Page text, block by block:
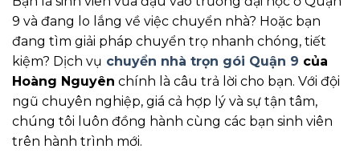
9 và đang lo lắng về việc chuyển nhà? Hoặc bạn
đang tìm giải pháp chuyển trọ nhanh chóng, tiết
kiệm? Dịch vụ chuyển nhà trọn gói Quận 9 của
Hoàng Nguyên chính là câu trả lời cho bạn. Với đội
ngũ chuyên nghiệp, giá cả hợp lý và sự tận tâm,
chúng tôi luôn đồng hành cùng các bạn sinh viên
trên hành trình mới.